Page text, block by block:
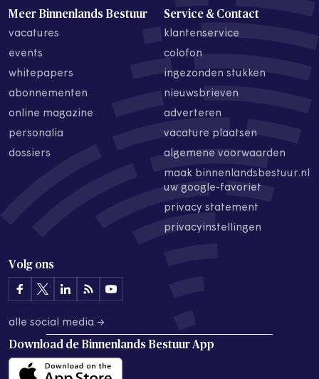
Meer Binnenlands Bestuur
vacatures
events
whitepapers
abonnementen
online magazine
personalia
dossiers
Service & Contact
klantenservice
colofon
ingezonden stukken
nieuwsbrieven
adverteren
vacature plaatsen
algemene voorwaarden
maak binnenlandsbestuur.nl
uw google-favoriet
privacy statement
privacyinstellingen
Volg ons
alle social media →
Download de Binnenlands Bestuur App